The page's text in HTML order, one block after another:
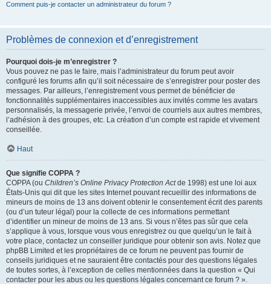
Comment puis-je contacter un administrateur du forum ?
Problèmes de connexion et d’enregistrement
Pourquoi dois-je m’enregistrer ?
Vous pouvez ne pas le faire, mais l’administrateur du forum peut avoir
configuré les forums afin qu’il soit nécessaire de s’enregistrer pour poster des
messages. Par ailleurs, l’enregistrement vous permet de bénéficier de
fonctionnalités supplémentaires inaccessibles aux invités comme les avatars
personnalisés, la messagerie privée, l’envoi de courriels aux autres membres,
l’adhésion à des groupes, etc. La création d’un compte est rapide et vivement
conseillée.
Haut
Que signifie COPPA ?
COPPA (ou Children’s Online Privacy Protection Actde 1998) est une loi aux
États-Unis qui dit que les sites Internet pouvant recueillir des informations de
mineurs de moins de 13 ans doivent obtenir le consentement écrit des parents
(ou d’un tuteur légal) pour la collecte de ces informations permettant
d’identifier un mineur de moins de 13 ans. Si vous n’êtes pas sûr que cela
s’applique à vous, lorsque vous vous enregistrez ou que quelqu’un le fait à
votre place, contactez un conseiller juridique pour obtenir son avis. Notez que
phpBB Limited et les propriétaires de ce forum ne peuvent pas fournir de
conseils juridiques et ne sauraient être contactés pour des questions légales
de toutes sortes, à l’exception de celles mentionnées dans la question « Qui
contacter pour les abus ou les questions légales concernant ce forum ? ».